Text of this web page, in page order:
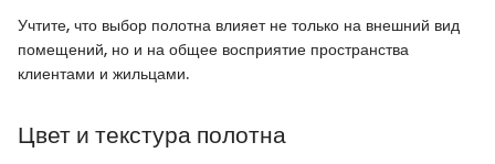
Учтите, что выбор полотна влияет не только на внешний вид
помещений, но и на общее восприятие пространства
клиентами и жильцами.
Цвет и текстура полотна